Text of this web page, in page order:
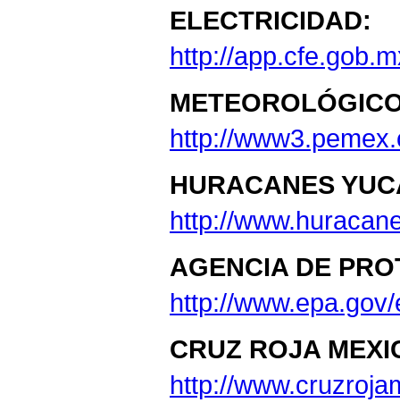
ELECTRICIDAD:
http://
http://
HURACANES
http://
AGENCIA DE
http://
CRUZ ROJA
http://